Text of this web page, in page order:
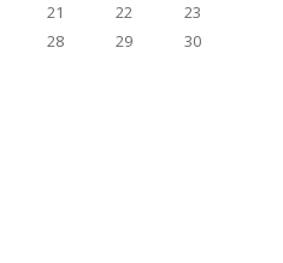
21 22
23
28 29
30